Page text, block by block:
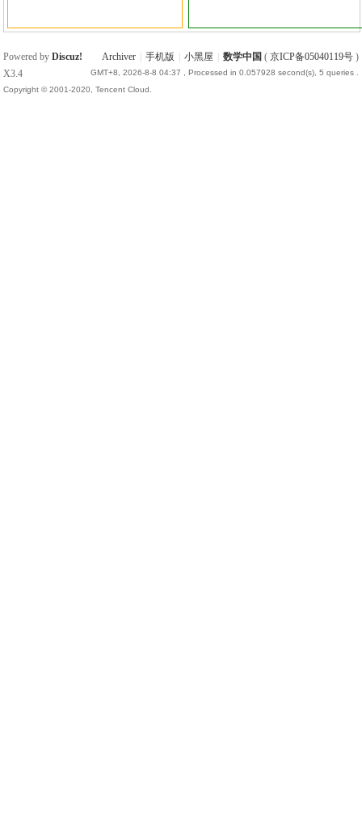
Archiver 手机版 小黑屋 数学中国 ( 京ICP备05040119号)
GMT+8, 2026-8-8 04:37 , Processed in 0.057928 second(s), 5 queries .
Powered byDiscuz!
X3.4
Copyright © 2001-2020, Tencent Cloud.